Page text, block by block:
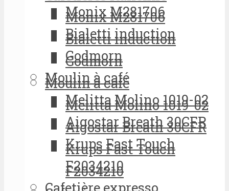
Monix M281706
Bialetti induction
Godmorn
Moulin à café
Melitta Molino 1019-02
Aigostar Breath 30CFR
Krups Fast Touch
F2034210
Cafetière expresso
Monix M281706
Bialetti induction
Godmorn
Moulin à café
Melitta Molino 1019-02
Aigostar Breath 30CFR
Krups Fast Touch
F2034210